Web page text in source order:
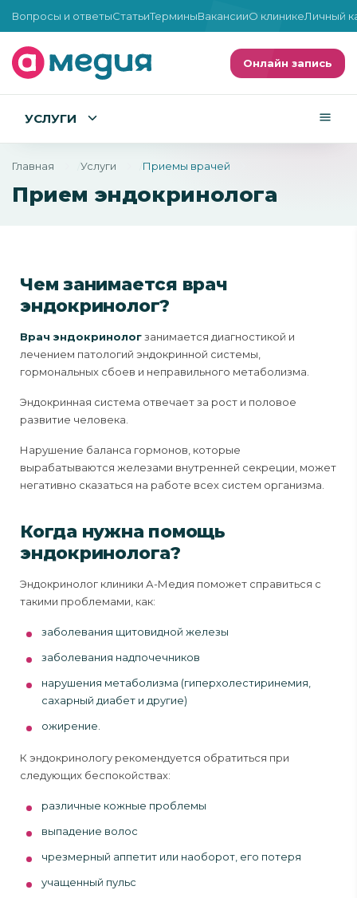
Вопросы и ответыСтатьиТерминыВакансииО клиникеЛичный
Онлайн запись
УСЛУГИ
Главная Услуги Приемы врачей
Прием эндокринолога
Чем занимается врач
эндокринолог?
Врач эндокринологзанимается диагностикой и
лечением патологий эндокринной системы,
гормональных сбоев и неправильного метаболизма.
Эндокринная система отвечает за рост и половое
развитие человека.
Нарушение баланса гормонов, которые
вырабатываются железами внутренней секреции, может
негативно сказаться на работе всех систем организма.
Когда нужна помощь
эндокринолога?
Эндокринолог клиники А-Медия поможет справиться с
такими проблемами, как:
заболевания щитовидной железы
заболевания надпочечников
нарушения метаболизма (гиперхолестиринемия,
сахарный диабет и другие)
ожирение.
К эндокринологу рекомендуется обратиться при
следующих беспокойствах:
различные кожные проблемы
выпадение волос
чрезмерный аппетит или наоборот, его потеря
учащенный пульс